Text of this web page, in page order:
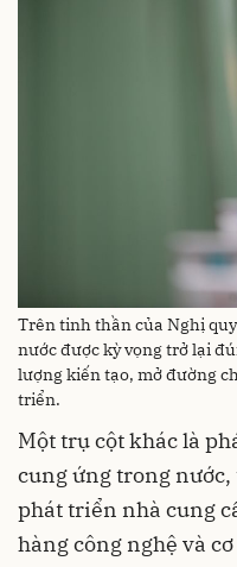
Trên tinh thần của Nghị
nước được kỳ vọng trở lại
lượng kiến tạo, mở đường
triển.
Một trụ cột khác là
cung ứng trong
phát triển nhà cung
hàng công nghệ và